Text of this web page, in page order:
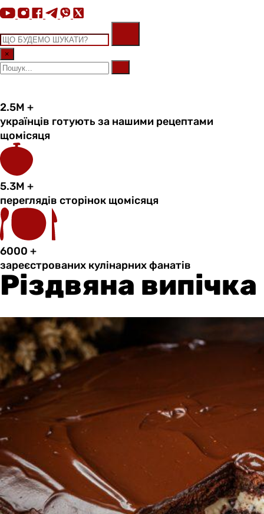
×
2.5M +
українців готують за нашими рецептами
щомісяця
5.3M +
переглядів сторінок щомісяця
6000 +
зареєстрованих кулінарних фанатів
Різдвяна випічка